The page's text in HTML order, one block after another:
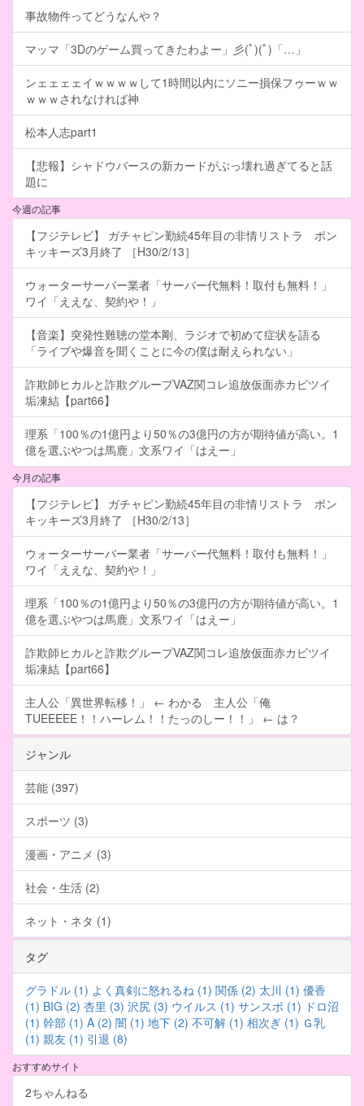
事故物件ってどうなんや？
マッマ「3Dのゲーム買ってきたわよー」彡(ﾟ)(ﾟ)「…」
ンェェェェイｗｗｗｗして1時間以内にソニー損保フゥーｗｗ
ｗｗｗされなければ神
松本人志part1
【悲報】シャドウバースの新カードがぶっ壊れ過ぎてると話
題に
今週の記事
【フジテレビ】 ガチャピン勤続45年目の非情リストラ ポン
キッキーズ3月終了 ［H30/2/13］
ウォーターサーバー業者「サーバー代無料！取付も無料！」
ワイ「ええな、契約や！」
【音楽】突発性難聴の堂本剛、ラジオで初めて症状を語る
「ライブや爆音を聞くことに今の僕は耐えられない」
詐欺師ヒカルと詐欺グループVAZ関コレ追放仮面赤カビツイ
垢凍結【part66】
理系「100％の1億円より50％の3億円の方が期待値が高い。1
億を選ぶやつは馬鹿」文系ワイ「はえー」
今月の記事
【フジテレビ】 ガチャピン勤続45年目の非情リストラ ポン
キッキーズ3月終了 ［H30/2/13］
ウォーターサーバー業者「サーバー代無料！取付も無料！」
ワイ「ええな、契約や！」
理系「100％の1億円より50％の3億円の方が期待値が高い。1
億を選ぶやつは馬鹿」文系ワイ「はえー」
詐欺師ヒカルと詐欺グループVAZ関コレ追放仮面赤カビツイ
垢凍結【part66】
主人公「異世界転移！」 ← わかる 主人公「俺
TUEEEEE！！ハーレム！！たっのしー！！」 ← は？
ジャンル
芸能 (397)
スポーツ (3)
漫画・アニメ (3)
社会・生活 (2)
ネット・ネタ (1)
タグ
グラドル (1) よく真剣に怒れるね (1) 関係 (2) 太川 (1) 優香
(1) BIG (2) 杏里 (3) 沢尻 (3) ウイルス (1) サンスポ (1) ドロ沼
(1) 幹部 (1) A (2) 闇 (1) 地下 (2) 不可解 (1) 相次ぎ (1) Ｇ乳
(1) 親友 (1) 引退 (8)
おすすめサイト
2ちゃんねる